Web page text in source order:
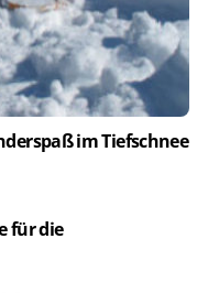
im Tiefschnee
für die